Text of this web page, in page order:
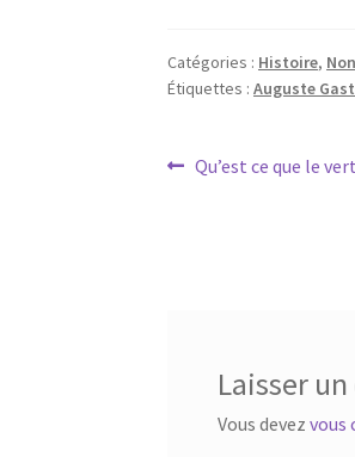
Catégories : Histoire,
Étiquettes :Auguste
Qu’est ce que le
Laisser
Vous devez vous